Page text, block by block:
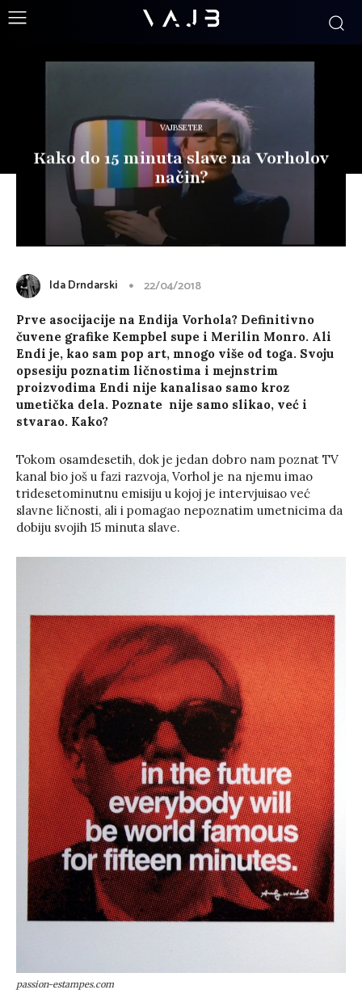
VAJBSETER
Kako do 15 minuta slave na Vorholov
način?
Ida Drndarski 22/04/2018
Prve asocijacije na Endija Vorhola? Definitivno
čuvene grafike Kempbel supe i Merilin Monro. Ali
Endi je, kao sam pop art, mnogo više od toga. Svoju
opsesiju poznatim ličnostima i mejnstrim
proizvodima Endi nije kanalisao samo kroz
umetička dela. Poznate nije samo slikao, već i
stvarao. Kako?
Tokom osamdesetih, dok je jedan dobro nam poznat TV
kanal bio još u fazi razvoja, Vorhol je na njemu imao
tridesetominutnu emisiju u kojoj je intervjuisao već
slavne ličnosti, ali i pomagao nepoznatim umetnicima da
dobiju svojih 15 minuta slave.
passion-estampes.com